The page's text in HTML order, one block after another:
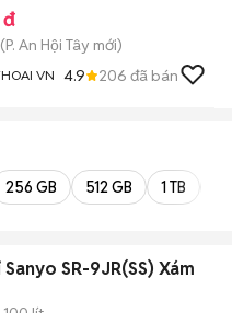
(P. An Hội Tây mới)
VN 4.9 206 đã bán
256 GB 512 GB 1 TB
SR-9JR(SS) Xám